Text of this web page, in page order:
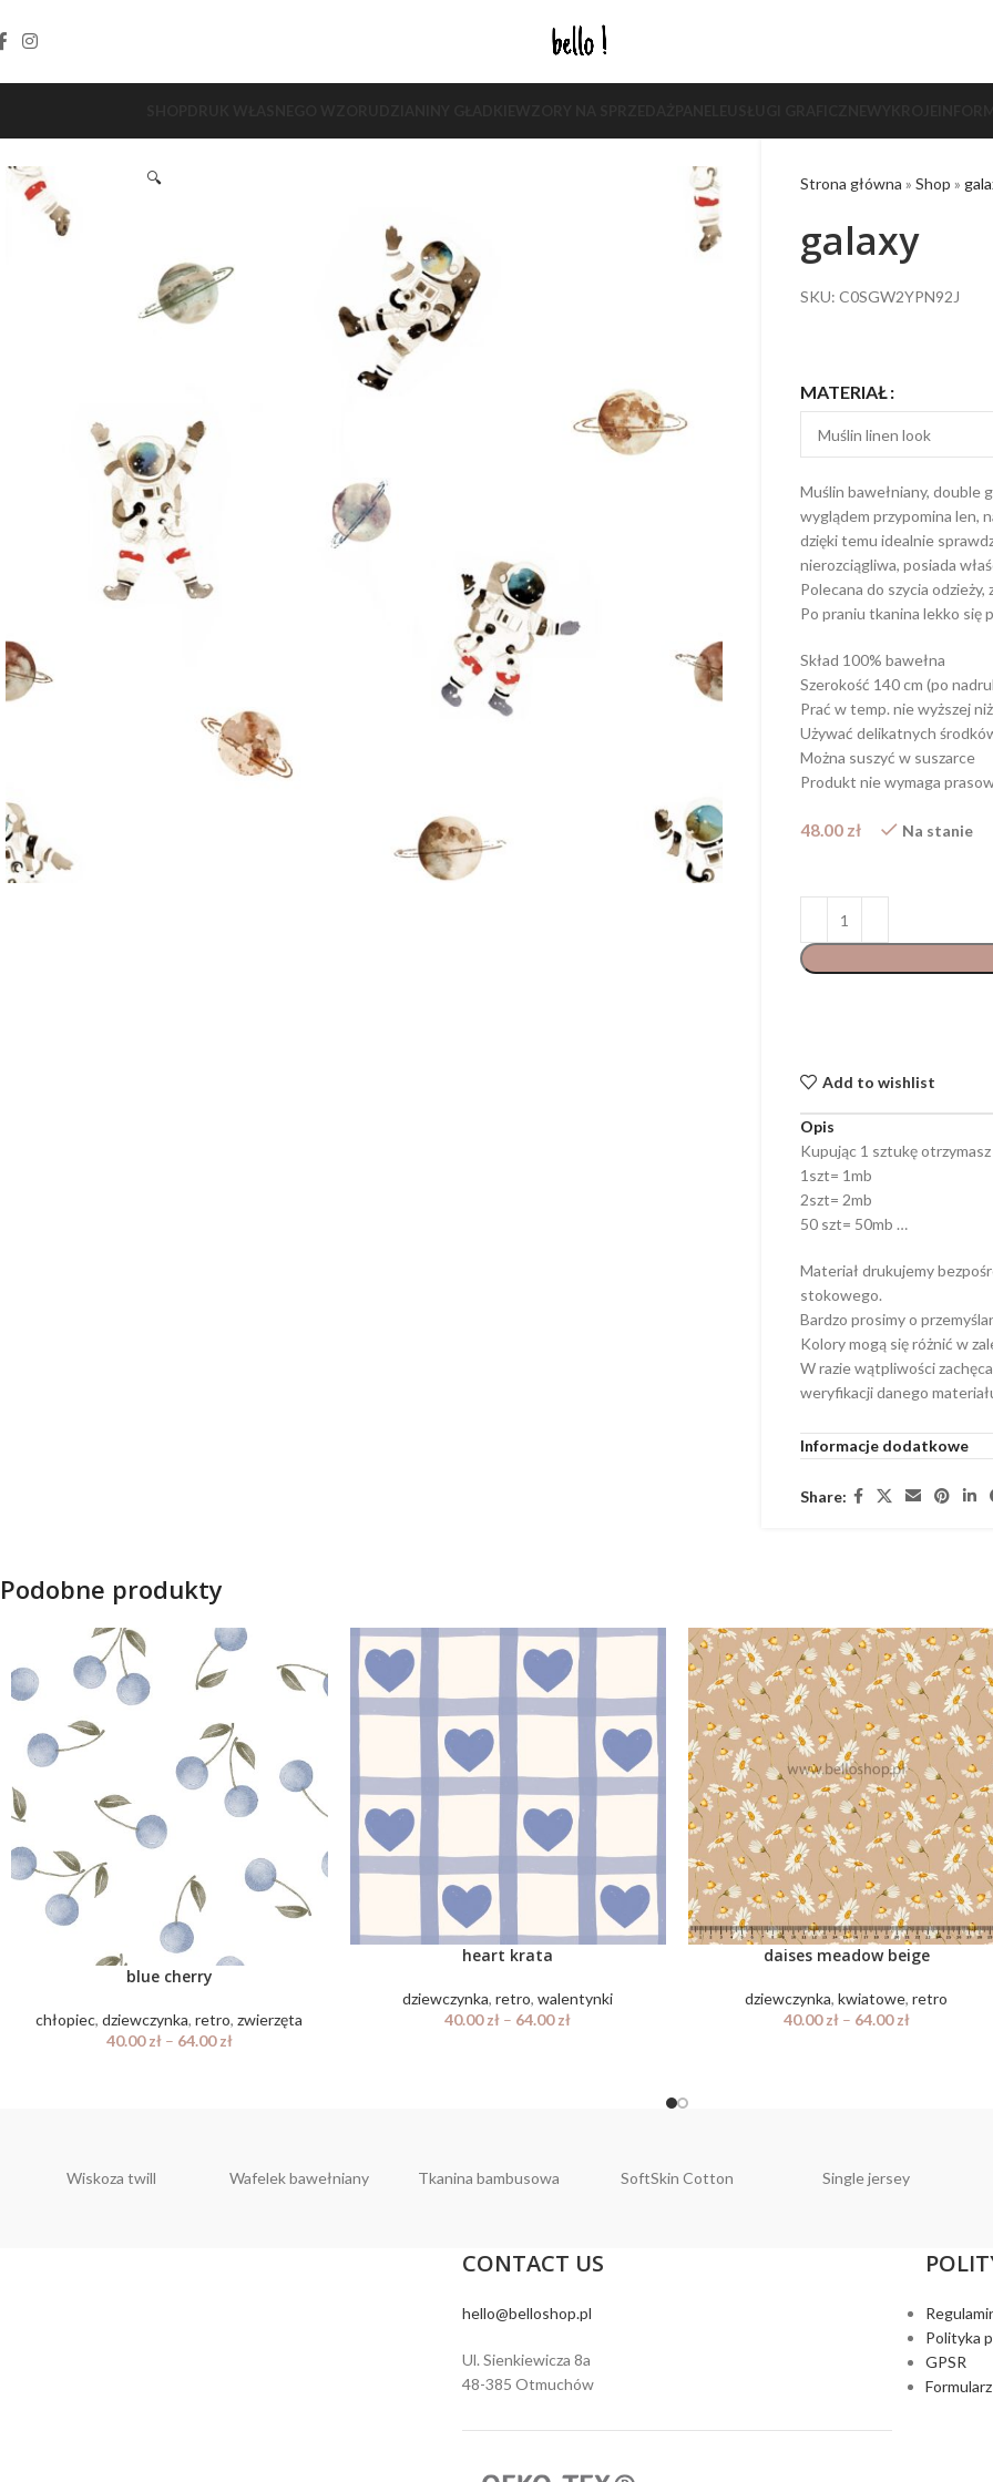
🔍 Strona główna » Shop »
galaxy
SKU: C0SGW2YPN92J
MATERIAŁ
Muślin bawełniany, double
wyglądem przypomina len,
dzięki temu idealnie
nierozciągliwa, posiada
Polecana do szycia
Po praniu tkanina lekko się
Skład 100% bawełna
Szerokość 140 cm (po
Prać w temp. nie wyższej
Używać delikatnych
Można suszyć w suszarce
Produkt nie wymaga
48.00 zł Na stanie
Add to wishlist
Opis
Kupując 1 sztukę otrzymasz
1szt= 1mb
2szt= 2mb
50 szt= 50mb …
Materiał drukujemy
stokowego.
Bardzo prosimy o
Kolory mogą się różnić w
W razie wątpliwości
weryfikacji danego
Informacje dodatkowe
Share:
Podobne produkty
blue cherry
chłopiec,dziewczynka,retro,zwierzęta
40.00zł– 64.00zł
heart krata
dziewczynka,retro,walentynki
40.00zł – 64.00zł
daises meadow beige
dziewczynka,kwiatowe,retro
40.00zł– 64.00zł
Wiskoza twill Wafelek bawełniany Tkanina bambusowa SoftSkin Cotton Single jersey
CONTACT US
hello@belloshop.pl
Ul. Sienkiewicza 8a
48-385 Otmuchów
Polityka
GPSR